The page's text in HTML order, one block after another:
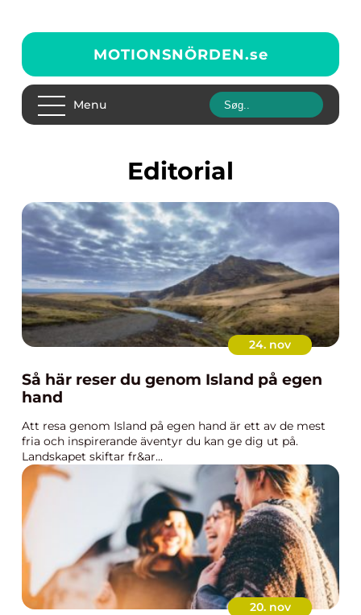
MOTIONSNÖRDEN.se
Menu
editorial
24. nov
Så här reser du genom Island på egen
hand
Att resa genom Island på egen hand är ett av de mest
fria och inspirerande äventyr du kan ge dig ut på.
Landskapet skiftar fr&ar...
20. nov